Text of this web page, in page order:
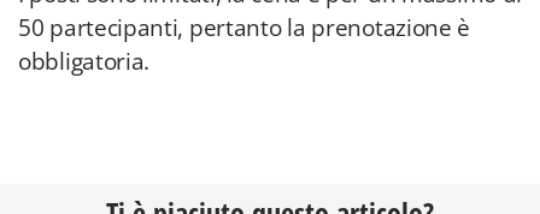
50 partecipanti, pertanto la prenotazione è
obbligatoria.